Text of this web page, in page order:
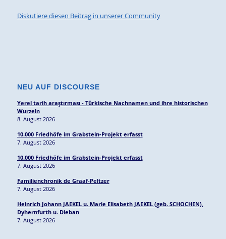
Diskutiere diesen Beitrag in unserer Community
NEU AUF DISCOURSE
Yerel tarih araştırması - Türkische Nachnamen und ihre historischen
Wurzeln
8. August 2026
10.000 Friedhöfe im Grabstein-Projekt erfasst
7. August 2026
10.000 Friedhöfe im Grabstein-Projekt erfasst
7. August 2026
Familienchronik de Graaf-Peltzer
7. August 2026
Heinrich Johann JAEKEL u. Marie Elisabeth JAEKEL (geb. SCHOCHEN),
Dyhernfurth u. Dieban
7. August 2026